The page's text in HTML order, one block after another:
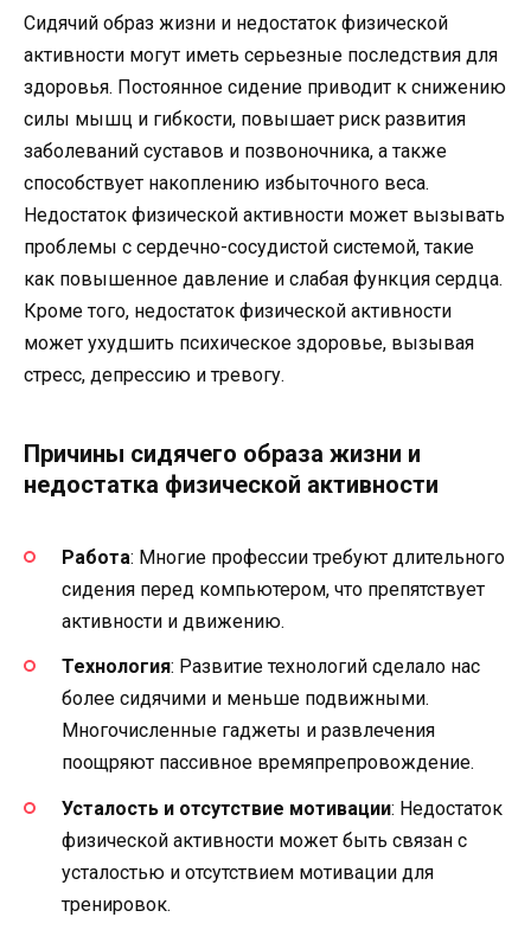
Сидячий образ жизни и недостаток физической
активности могут иметь серьезные последствия для
здоровья. Постоянное сидение приводит к снижению
силы мышц и гибкости, повышает риск развития
заболеваний суставов и позвоночника, а также
способствует накоплению избыточного веса.
Недостаток физической активности может вызывать
проблемы с сердечно-сосудистой системой, такие
как повышенное давление и слабая функция сердца.
Кроме того, недостаток физической активности
может ухудшить психическое здоровье, вызывая
стресс, депрессию и тревогу.
Причины сидячего образа жизни и
недостатка физической активности
Работа: Многие профессии требуют длительного
сидения перед компьютером, что препятствует
активности и движению.
Технология: Развитие технологий сделало нас
более сидячими и меньше подвижными.
Многочисленные гаджеты и развлечения
поощряют пассивное времяпрепровождение.
Усталость и отсутствие мотивации: Недостаток
физической активности может быть связан с
усталостью и отсутствием мотивации для
тренировок.